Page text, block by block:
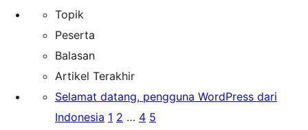
Topik
Peserta
Balasan
Artikel Terakhir
Selamat datang, pengguna WordPress dari
Indonesia 1 2 … 4 5